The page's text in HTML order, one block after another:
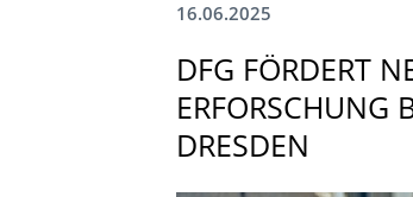
16.06.2025
DFG FÖRDERT
ERFORSCHUNG
DRESDEN